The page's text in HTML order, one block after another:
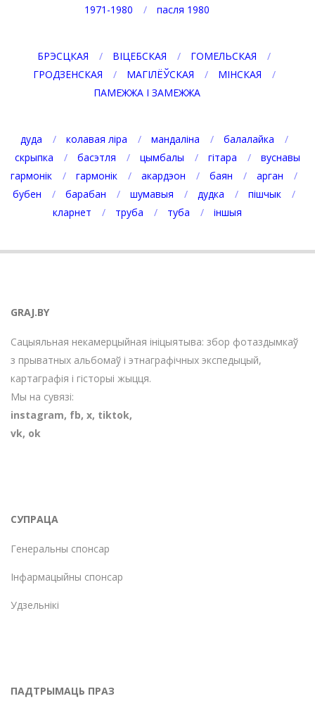
1971-1980
пасля 1980
БРЭСЦКАЯ ВІЦЕБСКАЯ
ГОМЕЛЬСКАЯ
ГРОДЗЕНСКАЯ
МАГІЛЁЎСКАЯ
МІНСКАЯ
ПАМЕЖЖА І ЗАМЕЖЖА
дуда колавая ліра мандаліна
балалайка
скрыпка
басэтля цымбалы гітара
вуснавы
гармонік
гармонік акардэон баян
арган
бубен
барабан шумавыя дудка
пішчык
кларнет
труба туба іншыя
GRAJ.BY
Сацыяльная некамерцыйная ініцыятыва: збор фотаздымкаў
з прыватных альбомаў і этнаграфічных экспедыцый,
картаграфія і гісторыі жыцця.
Мы на сувязі:
instagram, fb, х, tiktok,
vk, ok
СУПРАЦА
Генеральны спонсар
Інфармацыйны спонсар
Удзельнікі
ПАДТРЫМАЦЬ ПРАЗ